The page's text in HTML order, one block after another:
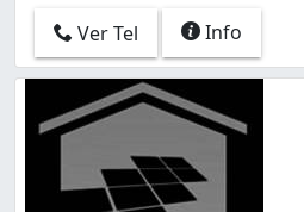
Ver Tel Info